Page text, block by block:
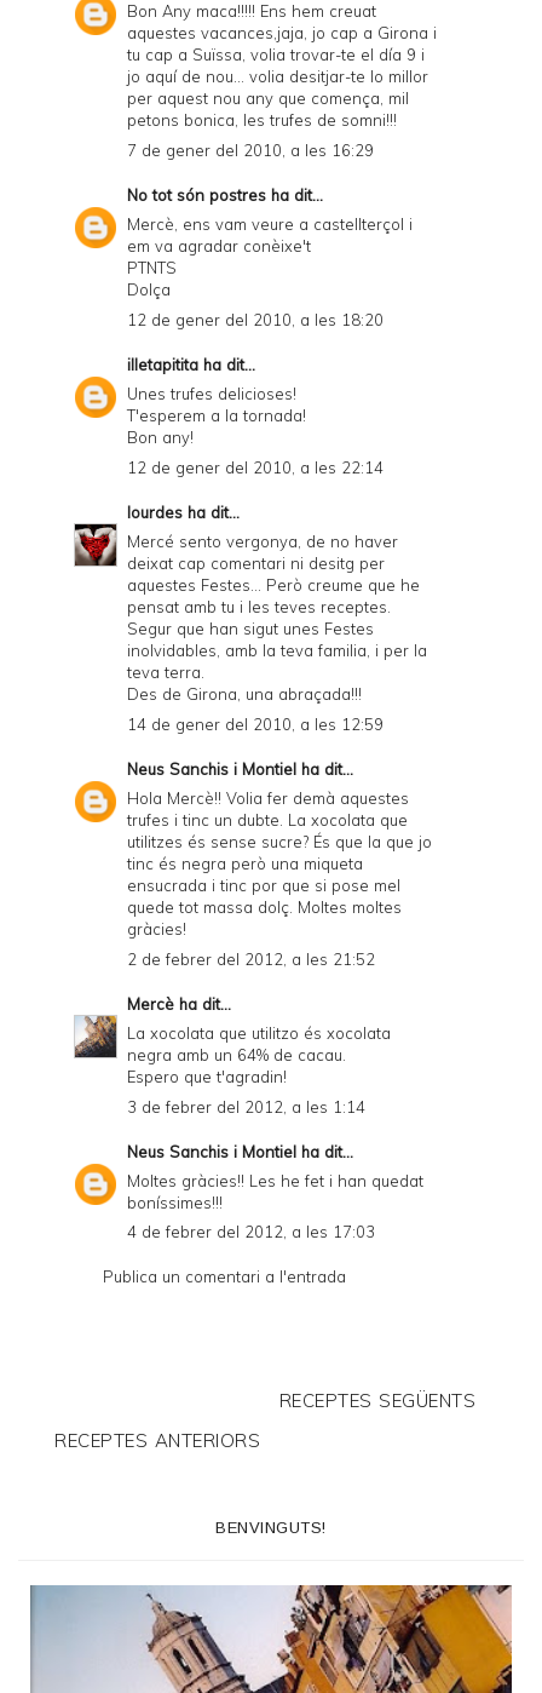
Bon Any maca!!!!! Ens hem creuat
aquestes vacances,jaja, jo cap a Girona i
tu cap a Suïssa, volia trovar-te el día 9 i
jo aquí de nou... volia desitjar-te lo millor
per aquest nou any que comença, mil
petons bonica, les trufes de somni!!!
7 de gener del 2010, a les 16:29
No tot són postres ha dit...
Mercè, ens vam veure a castellterçol i
em va agradar conèixe't
PTNTS
Dolça
12 de gener del 2010, a les 18:20
illetapitita ha dit...
Unes trufes delicioses!
T'esperem a la tornada!
Bon any!
12 de gener del 2010, a les 22:14
lourdes ha dit...
Mercé sento vergonya, de no haver
deixat cap comentari ni desitg per
aquestes Festes... Però creume que he
pensat amb tu i les teves receptes.
Segur que han sigut unes Festes
inolvidables, amb la teva familia, i per la
teva terra.
Des de Girona, una abraçada!!!
14 de gener del 2010, a les 12:59
Neus Sanchis i Montiel ha dit...
Hola Mercè!! Volia fer demà aquestes
trufes i tinc un dubte. La xocolata que
utilitzes és sense sucre? És que la que jo
tinc és negra però una miqueta
ensucrada i tinc por que si pose mel
quede tot massa dolç. Moltes moltes
gràcies!
2 de febrer del 2012, a les 21:52
Mercè ha dit...
La xocolata que utilitzo és xocolata
negra amb un 64% de cacau.
Espero que t'agradin!
3 de febrer del 2012, a les 1:14
Neus Sanchis i Montiel ha dit...
Moltes gràcies!! Les he fet i han quedat
boníssimes!!!
4 de febrer del 2012, a les 17:03
Publica un comentari a l'entrada
RECEPTES SEGÜENTS
RECEPTES ANTERIORS
BENVINGUTS!